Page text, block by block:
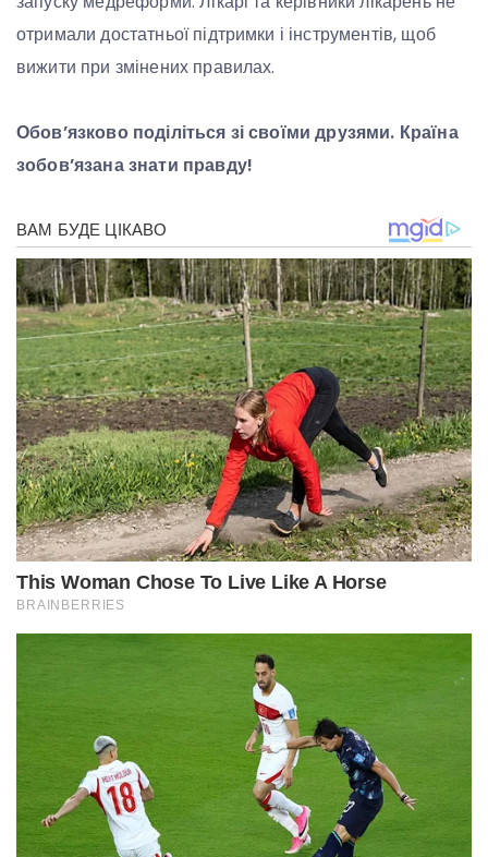
отримали достатньої підтримки і інструментів, щоб
вижити при змінених правилах.
Обов’язково поділіться зі своїми друзями. Країна
зобов’язана знати правду!